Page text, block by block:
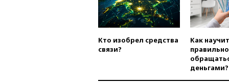
Кто изобрел средства
связи?
Как
правильно
деньгами?